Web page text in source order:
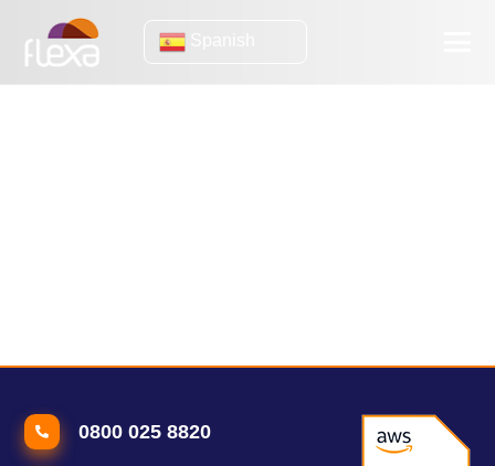
Spanish
0800 025 8820